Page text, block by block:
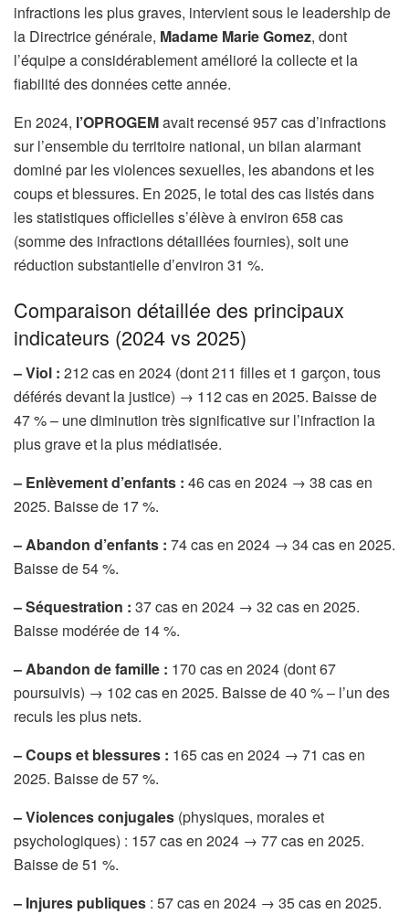
infractions les plus graves, intervient sous le leadership de
la Directrice générale, Madame Marie Gomez, dont
l’équipe a considérablement amélioré la collecte et la
fiabilité des données cette année.
En 2024, l’OPROGEMavait recensé 957 cas d’infractions
sur l’ensemble du territoire national, un bilan alarmant
dominé par les violences sexuelles, les abandons et les
coups et blessures. En 2025, le total des cas listés dans
les statistiques officielles s’élève à environ 658 cas
(somme des infractions détaillées fournies), soit une
réduction substantielle d’environ 31 %.
Comparaison détaillée des principaux
indicateurs (2024 vs 2025)
– Viol : 212 cas en 2024 (dont 211 filles et 1 garçon, tous
déférés devant la justice) → 112 cas en 2025. Baisse de
47 % – une diminution très significative sur l’infraction la
plus grave et la plus médiatisée.
– Enlèvement d’enfants : 46 cas en 2024 → 38 cas en
2025. Baisse de 17 %.
– Abandon d’enfants : 74 cas en 2024 → 34 cas en 2025.
Baisse de 54 %.
– Séquestration : 37 cas en 2024 → 32 cas en 2025.
Baisse modérée de 14 %.
– Abandon de famille : 170 cas en 2024 (dont 67
poursuivis) → 102 cas en 2025. Baisse de 40 % – l’un des
reculs les plus nets.
– Coups et blessures : 165 cas en 2024 → 71 cas en
2025. Baisse de 57 %.
– Violences conjugales (physiques, morales et
psychologiques) : 157 cas en 2024 → 77 cas en 2025.
Baisse de 51 %.
– Injures publiques : 57 cas en 2024 → 35 cas en 2025.